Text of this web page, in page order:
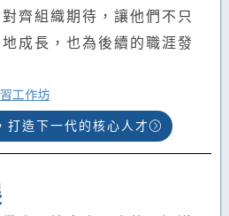
齊組織期待，讓他們不只
成長，也為後續的職涯發
工作坊
打造下一代的核心人才